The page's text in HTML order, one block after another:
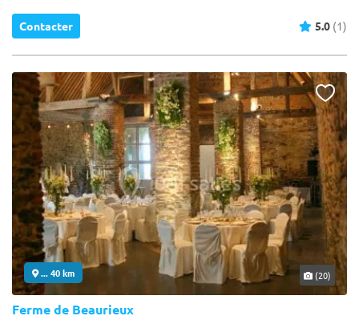
Contacter 5.0 (1)
... 40 km (20)
Ferme de Beaurieux